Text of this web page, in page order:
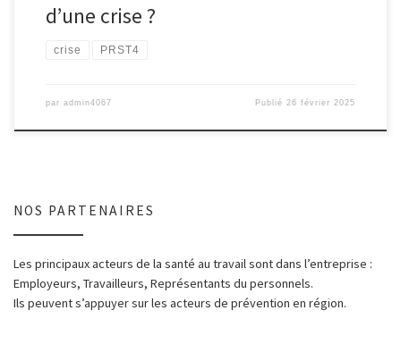
d’une crise ?
crise PRST4
par admin4067 Publié 26 février 2025
NOS PARTENAIRES
Les principaux acteurs de la santé au travail sont dans l’entreprise :
Employeurs, Travailleurs, Représentants du personnels.
Ils peuvent s’appuyer sur les acteurs de prévention en région.